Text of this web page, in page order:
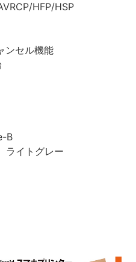
HFP/HSP
ンセル機能
B
ライトグレー